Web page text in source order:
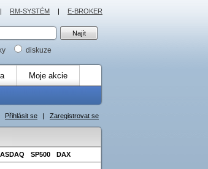
diskuze
Moje akcie
Přihlásit se | Zaregistrovat se
SP500 DAX
| RM-SYSTÉM | E-BROKER